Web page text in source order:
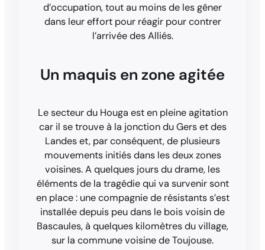
d’occupation, tout au moins de les gêner
dans leur effort pour réagir pour contrer
l’arrivée des Alliés.
Un maquis en zone agitée
Le secteur du Houga est en pleine agitation
car il se trouve à la jonction du Gers et des
Landes et, par conséquent, de plusieurs
mouvements initiés dans les deux zones
voisines. A quelques jours du drame, les
éléments de la tragédie qui va survenir sont
en place : une compagnie de résistants s’est
installée depuis peu dans le bois voisin de
Bascaules, à quelques kilomètres du village,
sur la commune voisine de Toujouse.